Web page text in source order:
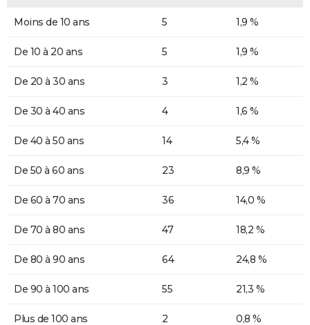
Moins de 10 ans 5 1,9 %
De 10 à 20 ans 5 1,9 %
De 20 à 30 ans 3 1,2 %
De 30 à 40 ans 4 1,6 %
De 40 à 50 ans 14 5,4 %
De 50 à 60 ans 23 8,9 %
De 60 à 70 ans 36 14,0 %
De 70 à 80 ans 47 18,2 %
De 80 à 90 ans 64 24,8 %
De 90 à 100 ans 55 21,3 %
Plus de 100 ans 2 0,8 %